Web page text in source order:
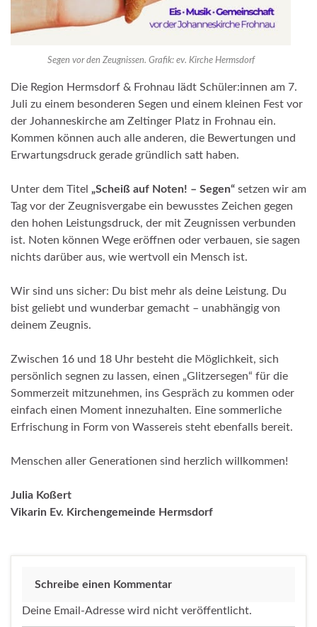
Segen vor den Zeugnissen. Grafik: ev. Kirche Hermsdorf
Die Region Hermsdorf & Frohnau lädt Schüler:innen am 7.
Juli zu einem besonderen Segen und einem kleinen Fest vor
der Johanneskirche am Zeltinger Platz in Frohnau ein.
Kommen können auch alle anderen, die Bewertungen und
Erwartungsdruck gerade gründlich satt haben.
Unter dem Titel „Scheiß auf Noten! – Segen“ setzen wir am
Tag vor der Zeugnisvergabe ein bewusstes Zeichen gegen
den hohen Leistungsdruck, der mit Zeugnissen verbunden
ist. Noten können Wege eröffnen oder verbauen, sie sagen
nichts darüber aus, wie wertvoll ein Mensch ist.
Wir sind uns sicher: Du bist mehr als deine Leistung. Du
bist geliebt und wunderbar gemacht – unabhängig von
deinem Zeugnis.
Zwischen 16 und 18 Uhr besteht die Möglichkeit, sich
persönlich segnen zu lassen, einen „Glitzersegen“ für die
Sommerzeit mitzunehmen, ins Gespräch zu kommen oder
einfach einen Moment innezuhalten. Eine sommerliche
Erfrischung in Form von Wassereis steht ebenfalls bereit.
Menschen aller Generationen sind herzlich willkommen!
Julia Koßert
Vikarin Ev. Kirchengemeinde Hermsdorf
Schreibe einen Kommentar
Deine Email-Adresse wird nicht veröffentlicht.